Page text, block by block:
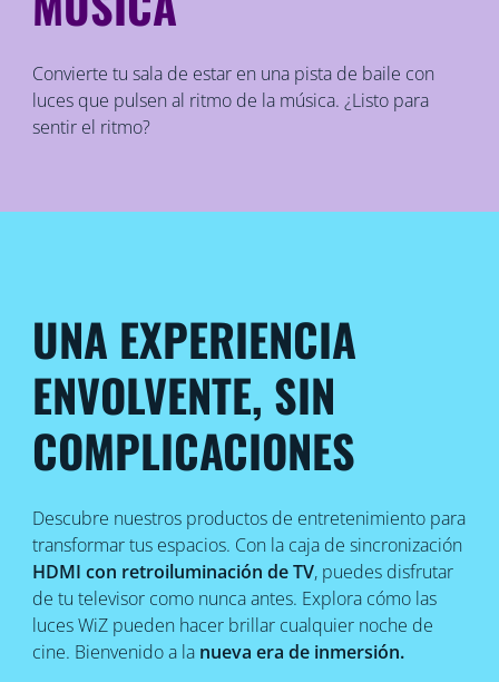
Convierte tu sala de estar en una pista de baile con
luces que pulsen al ritmo de la música. ¿Listo para
sentir el ritmo?
UNA EXPERIENCIA
ENVOLVENTE, SIN
COMPLICACIONES
Descubre nuestros productos de entretenimiento para
transformar tus espacios. Con la caja de sincronización
HDMI con retroiluminación de TV, puedes disfrutar
de tu televisor como nunca antes. Explora cómo las
luces WiZ pueden hacer brillar cualquier noche de
cine. Bienvenido a lanueva era de inmersión.